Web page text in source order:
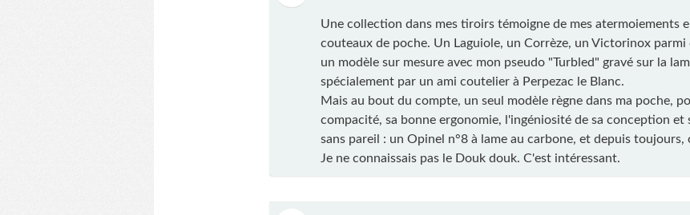
Une collection dans mes tiroirs témoigne de mes atermoiements
couteaux de poche. Un Laguiole, un Corrèze, un Victorinox parmi
un modèle sur mesure avec mon pseudo "Turbled" gravé sur la
spécialement par un ami coutelier à Perpezac le Blanc.
Mais au bout du compte, un seul modèle règne dans ma poche,
compacité, sa bonne ergonomie, l'ingéniosité de sa conception et
sans pareil : un Opinel n°8 à lame au carbone, et depuis toujours,
Je ne connaissais pas le Douk douk. C'est intéressant.